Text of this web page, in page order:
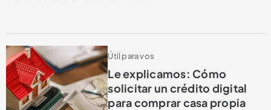
Útil para vos
Le explicamos: Cómo
solicitar un crédito digital
para comprar casa propia